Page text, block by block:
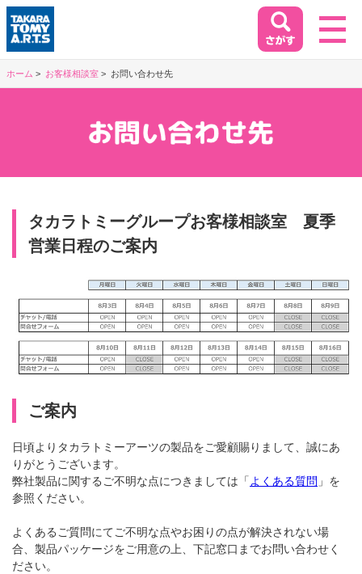
イベント&キャンペーン
お客様相談室
SUPPORT
会社情報
プレスリリース
ビジネスのお客様
ホーム お客様相談室 お問い合わせ先
タカラトミーグループお客様相談室 夏季
営業日程のご案内
ご案内
日頃よりタカラトミーアーツの製品をご愛顧賜りまして、誠にあ
りがとうございます。
弊社製品に関するご不明な点につきましては「 よくある質問 」を
参照ください。
よくあるご質問にてご不明な点やお困りの点が解決されない場
合、製品パッケージをご用意の上、下記窓口までお問い合わせく
ださい。